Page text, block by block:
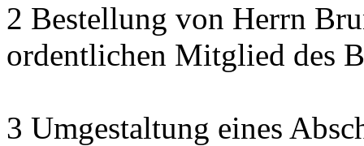
2 Bestellung von Herrn
ordentlichen Mitglied des
3 Umgestaltung eines